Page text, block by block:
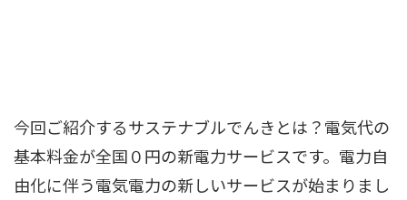
今回ご紹介するサステナブルでんきとは？電気代の
基本料金が全国０円の新電力サービスです。電力自
由化に伴う電気電力の新しいサービスが始まりまし